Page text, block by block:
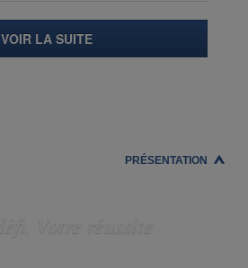
VOIR LA SUITE
PRÉSENTATION